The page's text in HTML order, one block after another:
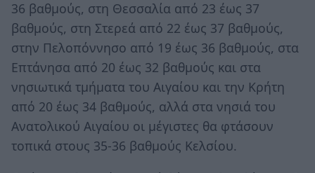
36 βαθμούς, στη Θεσσαλία από 23 έως 37
βαθμούς, στη Στερεά από 22 έως 37 βαθμούς,
στην Πελοπόννησο από 19 έως 36 βαθμούς, στα
Επτάνησα από 20 έως 32 βαθμούς και στα
νησιωτικά τμήματα του Αιγαίου και την Κρήτη
από 20 έως 34 βαθμούς, αλλά στα νησιά του
Ανατολικού Αιγαίου οι μέγιστες θα φτάσουν
τοπικά στους 35-36 βαθμούς Κελσίου.